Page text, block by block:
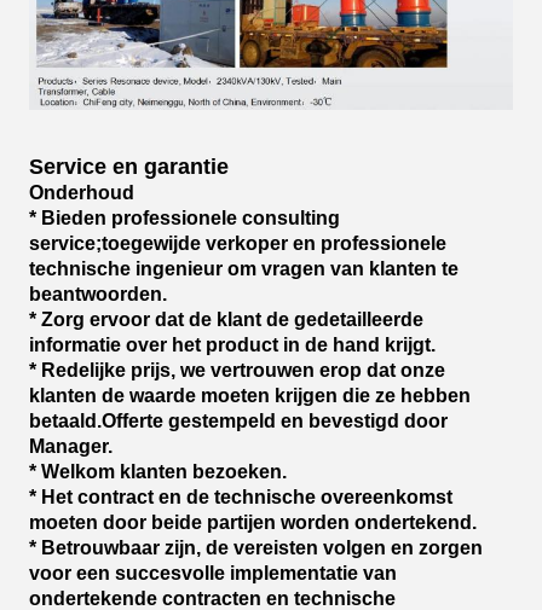
Service en garantie
Onderhoud
* Bieden professionele consulting
service;toegewijde verkoper en professionele
technische ingenieur om vragen van klanten te
beantwoorden.
* Zorg ervoor dat de klant de gedetailleerde
informatie over het product in de hand krijgt.
* Redelijke prijs, we vertrouwen erop dat onze
klanten de waarde moeten krijgen die ze hebben
betaald.Offerte gestempeld en bevestigd door
Manager.
* Welkom klanten bezoeken.
* Het contract en de technische overeenkomst
moeten door beide partijen worden ondertekend.
* Betrouwbaar zijn, de vereisten volgen en zorgen
voor een succesvolle implementatie van
ondertekende contracten en technische